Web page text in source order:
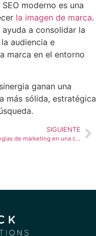
moderno es una
la imagen de marca.
a consolidar la
audiencia e
marca en el entorno
ganan una
más sólida, estratégica
SIGUIENTE
Estrategias de marketing en una casa de apuestas para tener éxito en Perú